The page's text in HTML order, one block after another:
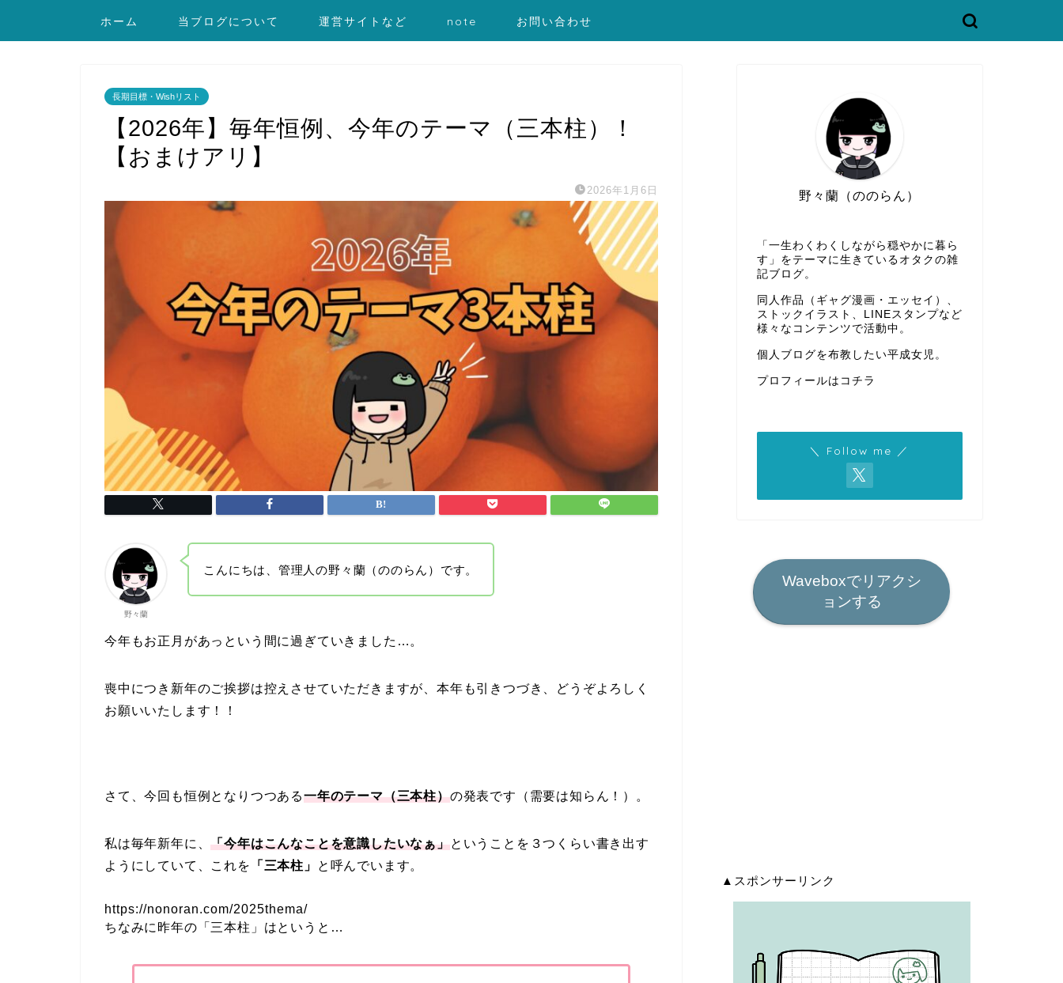
ホーム 当ブログについて 運営サイトなど note お問い合わせ
長期目標・Wishリスト
【2026年】毎年恒例、今年のテーマ（三本柱）！
【おまけアリ】
2026年1月6日
野々蘭
こんにちは、管理人の野々蘭（ののらん）です。
今年もお正月があっという間に過ぎていきました…。
喪中につき新年のご挨拶は控えさせていただきますが、本年も引きつづき、どうぞよろしく
お願いいたします！！
さて、今回も恒例となりつつある一年のテーマ（三本柱）の発表です（需要は知らん！）。
私は毎年新年に、「今年はこんなことを意識したいなぁ」ということを３つくらい書き出す
ようにしていて、これを
「三本柱」 と呼んでいます。
https://nonoran.com/2025thema/
ちなみに昨年の「三本柱」はというと…
野々蘭（ののらん）
「一生わくわくしながら穏やかに暮ら
す」をテーマに生きているオタクの雑
記ブログ。
同人作品（ギャグ漫画・エッセイ）、
ストックイラスト、LINEスタンプなど
様々なコンテンツで活動中。
個人ブログを布教したい平成女児。
プロフィールはコチラ
＼ Follow me ／
Waveboxでリアクシ
ョンする
▲スポンサーリンク